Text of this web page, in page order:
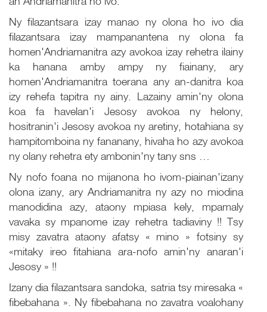
Ny filazantsara izay manao ny olona ho ivo dia
filazantsara izay mampanantena ny olona fa
homen'Andriamanitra azy avokoa izay rehetra ilainy
ka hanana amby ampy ny fiainany, ary
homen'Andriamanitra toerana any an-danitra koa
izy rehefa tapitra ny ainy. Lazainy amin'ny olona
koa fa havelan'i Jesosy avokoa ny helony,
hositranin'i Jesosy avokoa ny aretiny, hotahiana sy
hampitomboina ny fananany, hivaha ho azy avokoa
ny olany rehetra ety ambonin'ny tany sns …
Ny nofo foana no mijanona ho ivom-piainan'izany
olona izany, ary Andriamanitra ny azy no miodina
manodidina azy, ataony mpiasa kely, mpamaly
vavaka sy mpanome izay rehetra tadiaviny !! Tsy
misy zavatra ataony afatsy « mino » fotsiny sy
«mitaky ireo fitahiana ara-nofo amin'ny anaran'i
Jesosy » !!
Izany dia filazantsara sandoka, satria tsy miresaka «
fibebahana ». Ny fibebahana no zavatra voalohany